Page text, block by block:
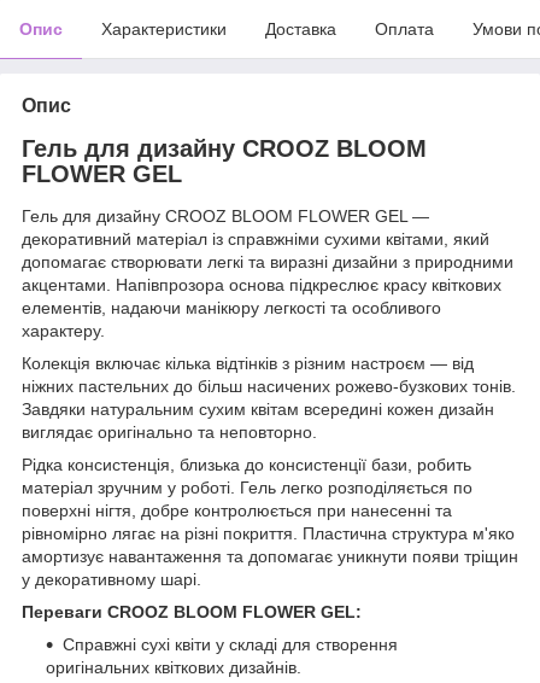
Опис Характеристики Доставка Оплата Умови
Опис
Гель для дизайну CROOZ BLOOM
FLOWER GEL
Гель для дизайну CROOZ BLOOM FLOWER GEL —
декоративний матеріал із справжніми сухими квітами, який
допомагає створювати легкі та виразні дизайни з природними
акцентами. Напівпрозора основа підкреслює красу квіткових
елементів, надаючи манікюру легкості та особливого
характеру.
Колекція включає кілька відтінків з різним настроєм — від
ніжних пастельних до більш насичених рожево-бузкових тонів.
Завдяки натуральним сухим квітам всередині кожен дизайн
виглядає оригінально та неповторно.
Рідка консистенція, близька до консистенції бази, робить
матеріал зручним у роботі. Гель легко розподіляється по
поверхні нігтя, добре контролюється при нанесенні та
рівномірно лягає на різні покриття. Пластична структура м'яко
амортизує навантаження та допомагає уникнути появи тріщин
у декоративному шарі.
Переваги CROOZ BLOOM FLOWER GEL:
Справжні сухі квіти у складі для створення
оригінальних квіткових дизайнів.